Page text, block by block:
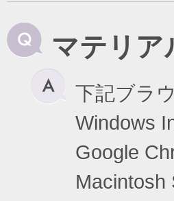
マテリア
下記ブラ
Windows
Google